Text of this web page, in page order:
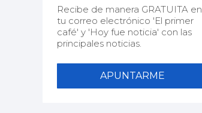
Recibe de manera GRATUITA en
tu correo electrónico 'El primer
café' y 'Hoy fue noticia' con las
principales noticias.
APUNTARME